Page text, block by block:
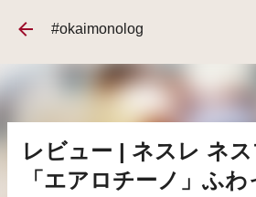
スキップしてメイン コン
#okaimonolog
レビュー | ネスレ ネ
「エアロチーノ」ふ